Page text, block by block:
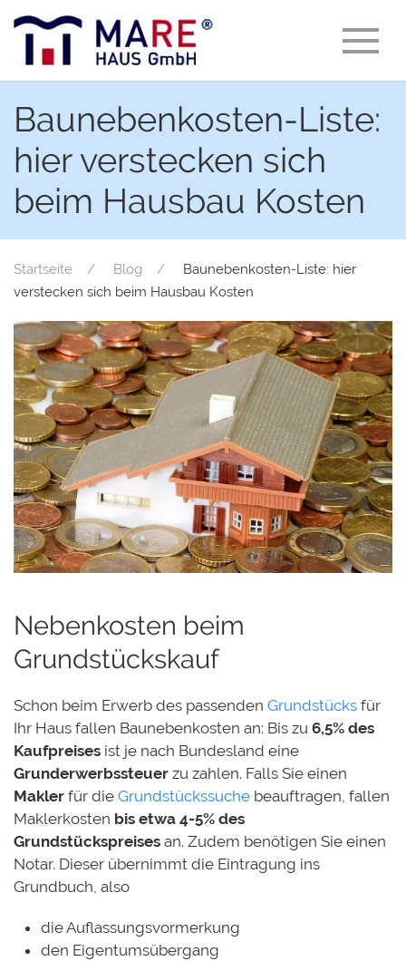
Baunebenkosten-Liste:
hier verstecken sich
beim Hausbau Kosten
Startseite Blog
Baunebenkosten-Liste: hier
verstecken sich beim Hausbau Kosten
Nebenkosten beim
Grundstückskauf
Schon beim Erwerb des passenden Grundstücks für
Ihr Haus fallen Baunebenkosten an: Bis zu 6,5% des
Kaufpreises ist je nach Bundesland eine
Grunderwerbssteuer zu zahlen. Falls Sie einen
Makler für die Grundstückssuche beauftragen, fallen
Maklerkosten bis etwa 4-5% des
Grundstückspreises an. Zudem benötigen Sie einen
Notar. Dieser übernimmt die Eintragung ins
Grundbuch, also
die Auflassungsvormerkung
den Eigentumsübergang